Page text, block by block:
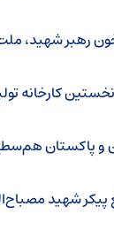
رهبر شهید،
کارخانه
و پاکستان
پیکر شهید